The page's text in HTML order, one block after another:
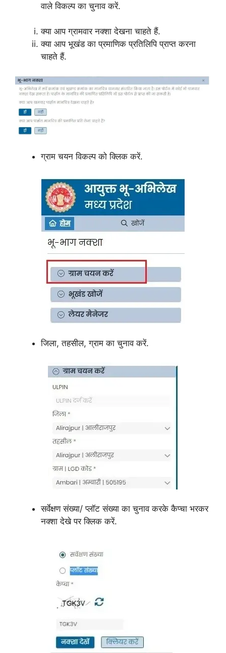
वाले विकल्प का चुनाव करें.
क्या आप ग्रामवार नक्शा देखना चाहते हैं.
क्या आप भूखंड का प्रमाणिक प्रतिलिपि प्राप्त करना
चाहते हैं.
ग्राम चयन विकल्प को क्लिक करें.
जिला, तहसील, ग्राम का चुनाव करें.
सर्वेक्षण संख्या/ प्लॉट संख्या का चुनाव करके कैप्चा भरकर
नक्शा देखे पर क्लिक करें.